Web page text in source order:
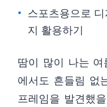
스포츠용으로
지 활용하기
땀이 많이 나는
에서도 흔들림 없
프레임을 발견했